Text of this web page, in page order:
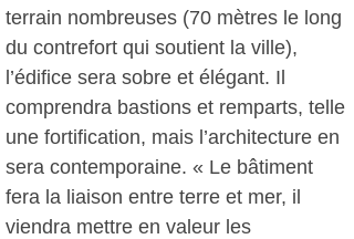
terrain nombreuses (70 mètres le long
du contrefort qui soutient la ville),
l’édifice sera sobre et élégant. Il
comprendra bastions et remparts, telle
une fortification, mais l’architecture en
sera contemporaine. « Le bâtiment
fera la liaison entre terre et mer, il
viendra mettre en valeur les